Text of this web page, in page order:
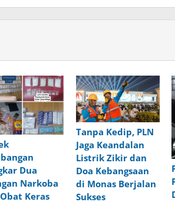
Dua
Narkoba
Keras
Tanpa Kedip, PLN
Jaga Keandalan
Listrik Zikir dan
Doa Kebangsaan
di Monas Berjalan
Sukses